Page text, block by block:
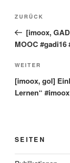
Vorheriger
Beitrag
ZURÜCK
[imoox,
MOOC #gadi16
Nächster
Beitrag
WEITER
[imoox, gol]
Lernen“
SEITEN